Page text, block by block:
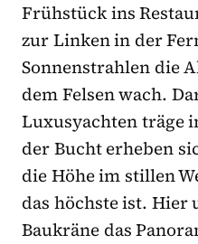
Frühstück ins
zur Linken in der
Sonnenstrahlen die
dem Felsen wach.
Luxusyachten träge
der Bucht erheben
die Höhe im stillen
das höchste ist.
Baukräne das